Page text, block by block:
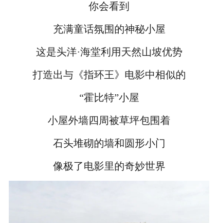
你会看到
充满童话氛围的神秘小屋
这是头洋·海堂利用天然山坡优势
打造出与《指环王》电影中相似的
“霍比特”小屋
小屋外墙四周被草坪包围着
石头堆砌的墙和圆形小门
像极了电影里的奇妙世界